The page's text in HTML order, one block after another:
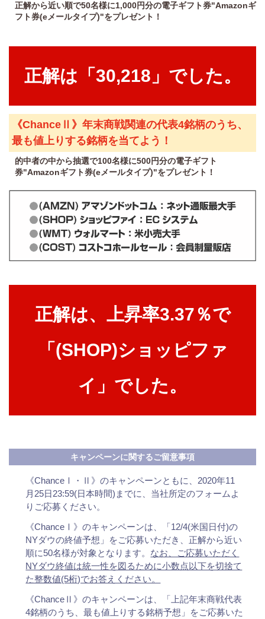
正解から近い順で50名様に1,000円分の電子ギフト券"Amazonギ
フト券(eメールタイプ)"をプレゼント！
正解は「30,218」でした。
《ChanceⅡ》年末商戦関連の代表4銘柄のうち、
最も値上りする銘柄を当てよう！
的中者の中から抽選で100名様に500円分の電子ギフト
券"Amazonギフト券(eメールタイプ)"をプレゼント！
正解は、上昇率3.37％で
「(SHOP)ショッピファ
イ」でした。
キャンペーンに関するご留意事項
《ChanceⅠ・Ⅱ》のキャンペーンともに、2020年11
月25日23:59(日本時間)までに、当社所定のフォームよ
りご応募ください。
《ChanceⅠ》のキャンペーンは、「12/4(米国日付)の
NYダウの終値予想」をご応募いただき、正解から近い
順に50名様が対象となります。 なお、ご応募いただく
NYダウ終値は統一性を図るために小数点以下を切捨て
た整数値(5桁)でお答えください。
《ChanceⅡ》のキャンペーンは、「上記年末商戦代表
4銘柄のうち、最も値上りする銘柄予想」をご応募いた